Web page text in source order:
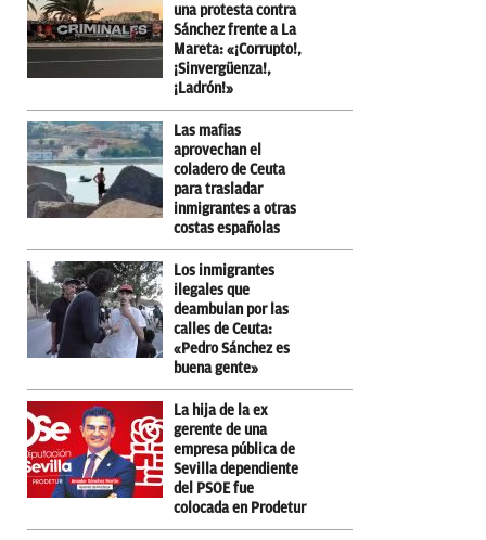
una protesta contra
Sánchez frente a La
Mareta: «¡Corrupto!,
¡Sinvergüenza!,
¡Ladrón!»
Las mafias
aprovechan el
coladero de Ceuta
para trasladar
inmigrantes a otras
costas españolas
Los inmigrantes
ilegales que
deambulan por las
calles de Ceuta:
«Pedro Sánchez es
buena gente»
La hija de la ex
gerente de una
empresa pública de
Sevilla dependiente
del PSOE fue
colocada en Prodetur